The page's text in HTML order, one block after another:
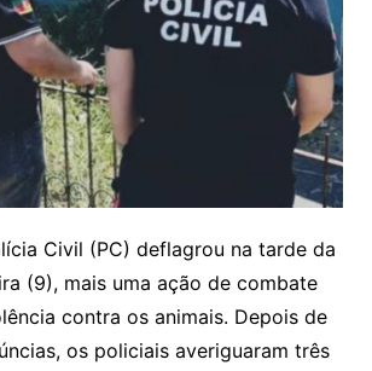
Civil (PC) deflagrou na tarde da
(9), mais uma ação de combate
contra os animais. Depois de
os policiais averiguaram três